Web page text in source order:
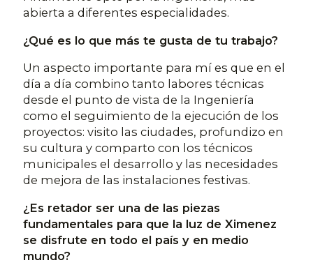
abierta a diferentes especialidades.
¿Qué es lo que más te gusta de tu trabajo?
Un aspecto importante para mí es que en el
día a día combino tanto labores técnicas
desde el punto de vista de la Ingeniería
como el seguimiento de la ejecución de los
proyectos: visito las ciudades, profundizo en
su cultura y comparto con los técnicos
municipales el desarrollo y las necesidades
de mejora de las instalaciones festivas.
¿Es retador ser una de las piezas
fundamentales para que la luz de Ximenez
se disfrute en todo el país y en medio
mundo?